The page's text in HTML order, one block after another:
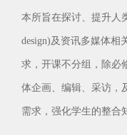
本所旨在探讨、提升人
design)及资讯多媒体相
求，开课不分组，除必
体企画、编辑、采访，
需求，强化学生的整合